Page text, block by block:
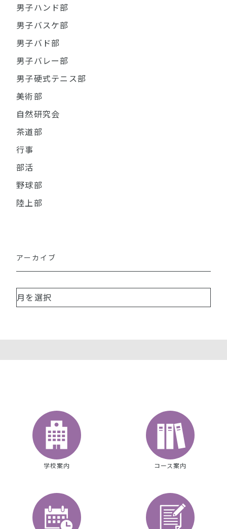
男子ハンド部
男子バスケ部
男子バド部
男子バレー部
男子硬式テニス部
美術部
自然研究会
茶道部
行事
部活
野球部
陸上部
アーカイブ
学校案内 コース案内